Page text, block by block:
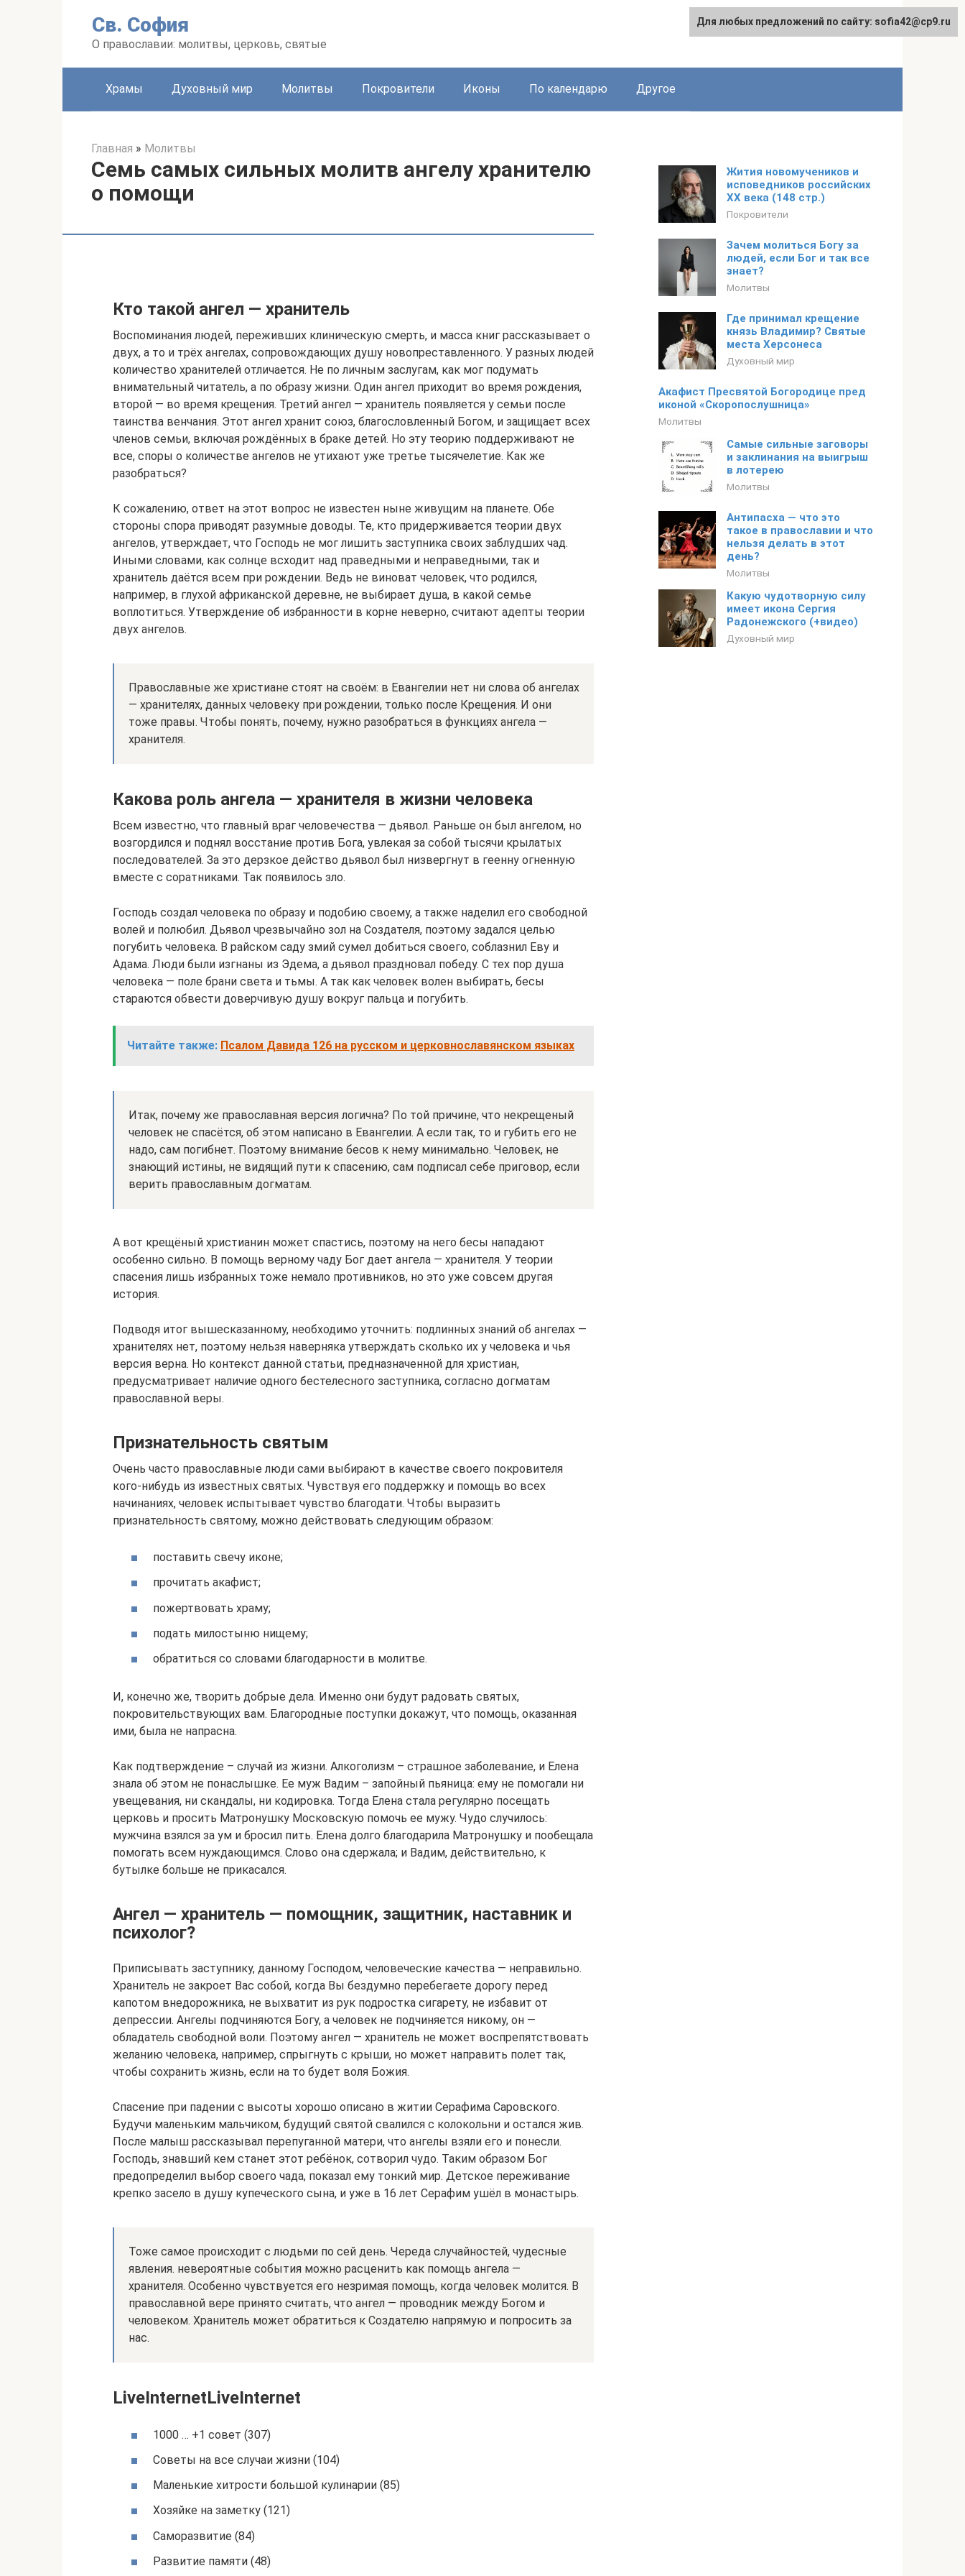
Св. София
О православии: молитвы, церковь, святые
Храмы Духовный мир Молитвы Покровители Иконы По календарю Другое
Главная » Молитвы
Семь самых сильных молитв ангелу хранителю
о помощи
Кто такой ангел — хранитель
Воспоминания людей, переживших клиническую смерть, и масса книг рассказывает о
двух, а то и трёх ангелах, сопровождающих душу новопреставленного. У разных людей
количество хранителей отличается. Не по личным заслугам, как мог подумать
внимательный читатель, а по образу жизни. Один ангел приходит во время рождения,
второй — во время крещения. Третий ангел — хранитель появляется у семьи после
таинства венчания. Этот ангел хранит союз, благословленный Богом, и защищает всех
членов семьи, включая рождённых в браке детей. Но эту теорию поддерживают не
все, споры о количестве ангелов не утихают уже третье тысячелетие. Как же
разобраться?
К сожалению, ответ на этот вопрос не известен ныне живущим на планете. Обе
стороны спора приводят разумные доводы. Те, кто придерживается теории двух
ангелов, утверждает, что Господь не мог лишить заступника своих заблудших чад.
Иными словами, как солнце всходит над праведными и неправедными, так и
хранитель даётся всем при рождении. Ведь не виноват человек, что родился,
например, в глухой африканской деревне, не выбирает душа, в какой семье
воплотиться. Утверждение об избранности в корне неверно, считают адепты теории
двух ангелов.
Православные же христиане стоят на своём: в Евангелии нет ни слова об ангелах
— хранителях, данных человеку при рождении, только после Крещения. И они
тоже правы. Чтобы понять, почему, нужно разобраться в функциях ангела —
хранителя.
Какова роль ангела — хранителя в жизни человека
Всем известно, что главный враг человечества — дьявол. Раньше он был ангелом, но
возгордился и поднял восстание против Бога, увлекая за собой тысячи крылатых
последователей. За это дерзкое действо дьявол был низвергнут в геенну огненную
вместе с соратниками. Так появилось зло.
Господь создал человека по образу и подобию своему, а также наделил его свободной
волей и полюбил. Дьявол чрезвычайно зол на Создателя, поэтому задался целью
погубить человека. В райском саду змий сумел добиться своего, соблазнил Еву и
Адама. Люди были изгнаны из Эдема, а дьявол праздновал победу. С тех пор душа
человека — поле брани света и тьмы. А так как человек волен выбирать, бесы
стараются обвести доверчивую душу вокруг пальца и погубить.
Читайте также: Псалом Давида 126 на русском и церковнославянском языках
Итак, почему же православная версия логична? По той причине, что некрещеный
человек не спасётся, об этом написано в Евангелии. А если так, то и губить его не
надо, сам погибнет. Поэтому внимание бесов к нему минимально. Человек, не
знающий истины, не видящий пути к спасению, сам подписал себе приговор, если
верить православным догматам.
А вот крещёный христианин может спастись, поэтому на него бесы нападают
особенно сильно. В помощь верному чаду Бог дает ангела — хранителя. У теории
спасения лишь избранных тоже немало противников, но это уже совсем другая
история.
Подводя итог вышесказанному, необходимо уточнить: подлинных знаний об ангелах —
хранителях нет, поэтому нельзя наверняка утверждать сколько их у человека и чья
версия верна. Но контекст данной статьи, предназначенной для христиан,
предусматривает наличие одного бестелесного заступника, согласно догматам
православной веры.
Признательность святым
Очень часто православные люди сами выбирают в качестве своего покровителя
кого-нибудь из известных святых. Чувствуя его поддержку и помощь во всех
начинаниях, человек испытывает чувство благодати. Чтобы выразить
признательность святому, можно действовать следующим образом:
поставить свечу иконе;
прочитать акафист;
пожертвовать храму;
подать милостыню нищему;
обратиться со словами благодарности в молитве.
И, конечно же, творить добрые дела. Именно они будут радовать святых,
покровительствующих вам. Благородные поступки докажут, что помощь, оказанная
ими, была не напрасна.
Как подтверждение – случай из жизни. Алкоголизм – страшное заболевание, и Елена
знала об этом не понаслышке. Ее муж Вадим – запойный пьяница: ему не помогали ни
увещевания, ни скандалы, ни кодировка. Тогда Елена стала регулярно посещать
церковь и просить Матронушку Московскую помочь ее мужу. Чудо случилось:
мужчина взялся за ум и бросил пить. Елена долго благодарила Матронушку и пообещала
помогать всем нуждающимся. Слово она сдержала; и Вадим, действительно, к
бутылке больше не прикасался.
Ангел — хранитель — помощник, защитник, наставник и
психолог?
Приписывать заступнику, данному Господом, человеческие качества — неправильно.
Хранитель не закроет Вас собой, когда Вы бездумно перебегаете дорогу перед
капотом внедорожника, не выхватит из рук подростка сигарету, не избавит от
депрессии. Ангелы подчиняются Богу, а человек не подчиняется никому, он —
обладатель свободной воли. Поэтому ангел — хранитель не может воспрепятствовать
желанию человека, например, спрыгнуть с крыши, но может направить полет так,
чтобы сохранить жизнь, если на то будет воля Божия.
Спасение при падении с высоты хорошо описано в житии Серафима Саровского.
Будучи маленьким мальчиком, будущий святой свалился с колокольни и остался жив.
После малыш рассказывал перепуганной матери, что ангелы взяли его и понесли.
Господь, знавший кем станет этот ребёнок, сотворил чудо. Таким образом Бог
предопределил выбор своего чада, показал ему тонкий мир. Детское переживание
крепко засело в душу купеческого сына, и уже в 16 лет Серафим ушёл в монастырь.
Тоже самое происходит с людьми по сей день. Череда случайностей, чудесные
явления. невероятные события можно расценить как помощь ангела —
хранителя. Особенно чувствуется его незримая помощь, когда человек молится. В
православной вере принято считать, что ангел — проводник между Богом и
человеком. Хранитель может обратиться к Создателю напрямую и попросить за
нас.
LiveInternetLiveInternet
1000 … +1 совет (307)
Советы на все случаи жизни (104)
Маленькие хитрости большой кулинарии (85)
Хозяйке на заметку (121)
Саморазвитие (84)
Развитие памяти (48)
Жития новомучеников и
исповедников российских
ХХ века (148 стр.)
Покровители
Зачем молиться Богу за
людей, если Бог и так все
знает?
Молитвы
Где принимал крещение
князь Владимир? Святые
места Херсонеса
Духовный мир
Акафист Пресвятой Богородице пред
иконой «Скоропослушница»
Молитвы
Самые сильные заговоры
и заклинания на выигрыш
в лотерею
Молитвы
Антипасха — что это
такое в православии и что
нельзя делать в этот
день?
Молитвы
Какую чудотворную силу
имеет икона Сергия
Радонежского (+видео)
Духовный мир
Для любых предложений по сайту: sofia42@cp9.ru